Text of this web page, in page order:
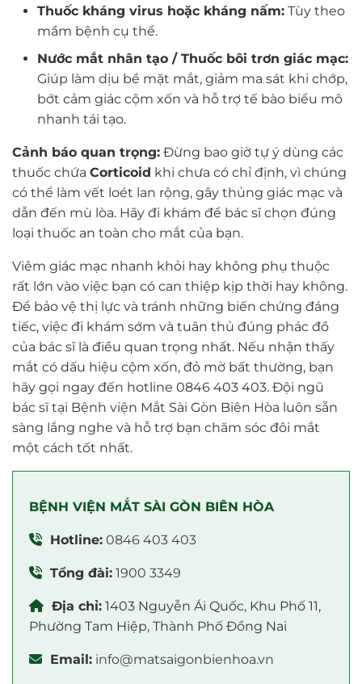
Thuốc kháng virus hoặc kháng nấm:Tùy theo
mầm bệnh cụ thể.
Nước mắt nhân tạo / Thuốc bôi trơn giác mạc:
Giúp làm dịu bề mặt mắt, giảm ma sát khi chớp,
bớt cảm giác cộm xốn và hỗ trợ tế bào biểu mô
nhanh tái tạo.
Cảnh báo quan trọng: Đừng bao giờ tự ý dùng các
thuốc chứa Corticoid khi chưa có chỉ định, vì chúng
có thể làm vết loét lan rộng, gây thủng giác mạc và
dẫn đến mù lòa. Hãy đi khám để bác sĩ chọn đúng
loại thuốc an toàn cho mắt của bạn.
Viêm giác mạc nhanh khỏi hay không phụ thuộc
rất lớn vào việc bạn có can thiệp kịp thời hay không.
Để bảo vệ thị lực và tránh những biến chứng đáng
tiếc, việc đi khám sớm và tuân thủ đúng phác đồ
của bác sĩ là điều quan trọng nhất. Nếu nhận thấy
mắt có dấu hiệu cộm xốn, đỏ mờ bất thường, bạn
hãy gọi ngay đến hotline 0846 403 403. Đội ngũ
bác sĩ tại Bệnh viện Mắt Sài Gòn Biên Hòa luôn sẵn
sàng lắng nghe và hỗ trợ bạn chăm sóc đôi mắt
một cách tốt nhất.
BỆNH VIỆN MẮT SÀI GÒN BIÊN HÒA
Hotline: 0846 403 403
Tổng đài: 1900 3349
Địa chỉ: 1403 Nguyễn Ái Quốc, Khu Phố 11,
Phường Tam Hiệp, Thành Phố Đồng Nai
Email: info@matsaigonbienhoa.vn